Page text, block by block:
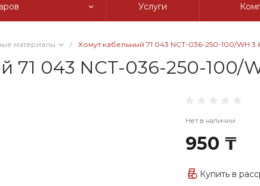
Услуги
материалы / Хомут кабельный 71 043 NCT-036-250-100/WH
71 043 NCT-036-250-100/
Нет в наличии
950 ₸
Купить в